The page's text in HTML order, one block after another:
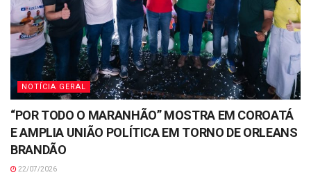
NOTÍCIA GERAL
“POR TODO O MARANHÃO” MOSTRA EM COROATÁ
E AMPLIA UNIÃO POLÍTICA EM TORNO DE ORLEANS
BRANDÃO
22/07/2026